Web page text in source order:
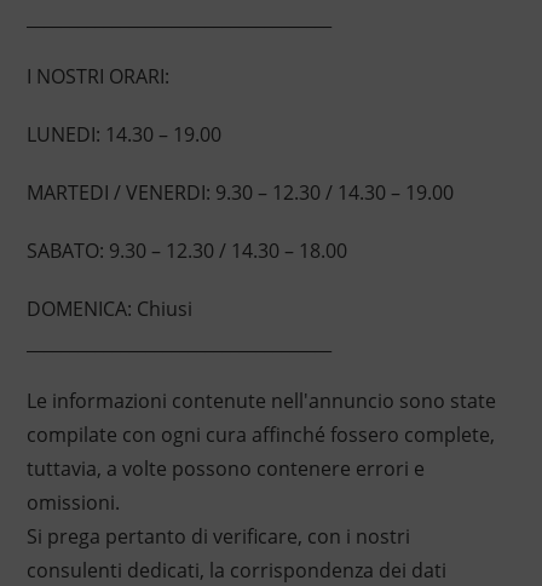
I NOSTRI ORARI:
LUNEDI: 14.30 – 19.00
MARTEDI / VENERDI: 9.30 – 12.30 / 14.30 – 19.00
SABATO: 9.30 – 12.30 / 14.30 – 18.00
DOMENICA: Chiusi
Le informazioni contenute nell'annuncio sono state
compilate con ogni cura affinché fossero complete,
tuttavia, a volte possono contenere errori e
omissioni.
Si prega pertanto di verificare, con i nostri
consulenti dedicati, la corrispondenza dei dati